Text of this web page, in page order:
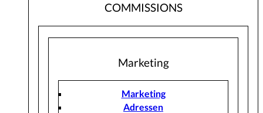
COMMISSIONS
Marketing
Marketing
Adressen